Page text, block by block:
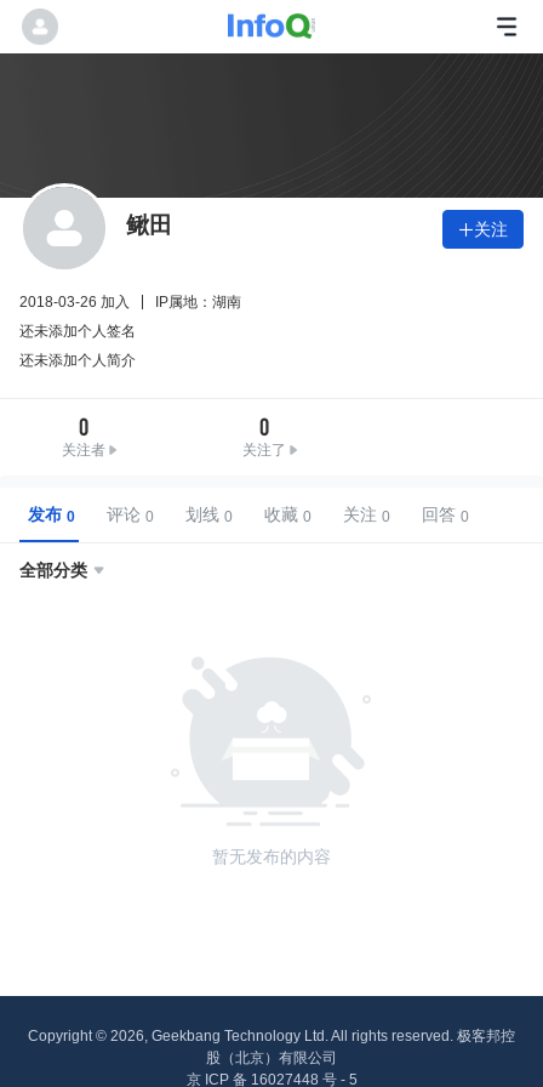
鳅田 关注
2018-03-26 加入
IP属地：湖南
还未添加个人签名
还未添加个人简介
0
关注者
0
关注了
发布 评论 划线 收藏 关注 回答
全部分类 
暂无发布的内容
Copyright © 2026, Geekbang Technology Ltd. All rights reserved. 极客邦控
股（北京）有限公司
京 ICP 备 16027448 号 - 5